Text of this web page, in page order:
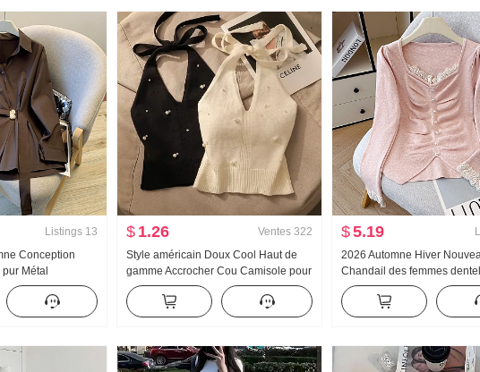
Listings 13
Conception
Métal
Ample
Top des
$ 1.26 Ventes 322
Style américain Doux Cool Haut de
gamme Accrocher Cou Camisole pour
femmes Été Port extérieur À l'intérieur
Match T-shirt de base Style pin-up
Tricoté Bandeau bustier Top
$5.19
2026 Automne Hiver
Chandail des femmes
roulé Épais Pull en tricot
Conception Sens dentelle
longues Top